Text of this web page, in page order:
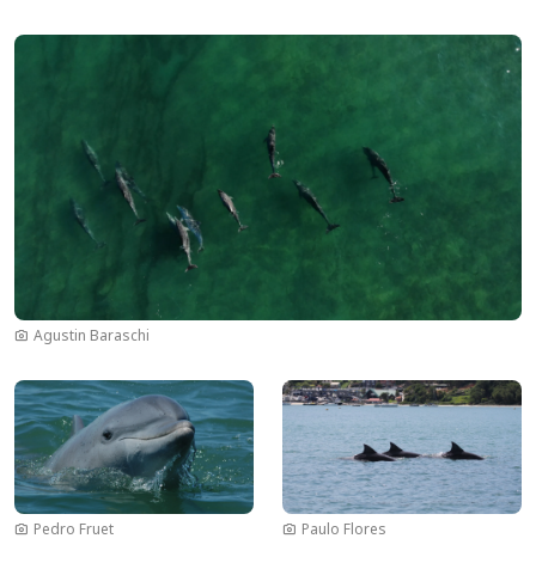
Imagen
Agustin Baraschi
Imagen
Pedro Fruet
Imagen
Paulo Flores